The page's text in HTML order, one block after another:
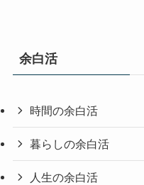
余白活
時間の余白活
暮らしの余白活
人生の余白活